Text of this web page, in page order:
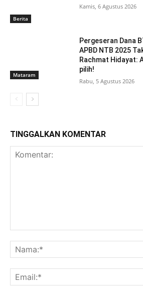
Berita
Kamis, 6 Agustus 2026
Mataram
Pergeseran Dana
APBD NTB 2025
Rachmat Hidayat:
pilih!
Rabu, 5 Agustus 2026
TINGGALKAN KOMENTAR